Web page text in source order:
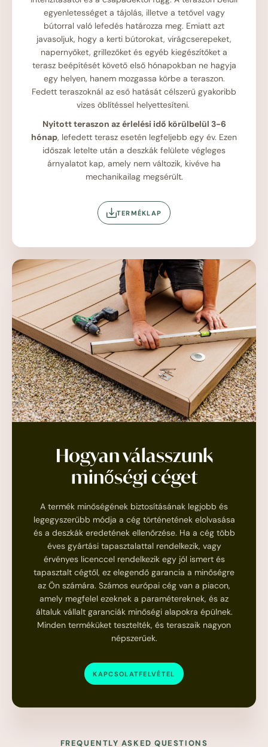
egyenletességet a tájolás, illetve a tetővel vagy
bútorral való lefedés határozza meg. Emiatt azt
javasoljuk, hogy a kerti bútorokat, virágcserepeket,
napernyőket, grillezőket és egyéb kiegészítőket a
terasz beépítését követő első hónapokban ne hagyja
egy helyen, hanem mozgassa körbe a teraszon.
Fedett teraszoknál az eső hatását célszerű gyakoribb
vizes öblítéssel helyettesíteni.
Nyitott teraszon az érlelési idő körülbelül 3-6
hónap, lefedett terasz esetén legfeljebb egy év. Ezen
időszak letelte után a deszkák felülete végleges
árnyalatot kap, amely nem változik, kivéve ha
mechanikailag megsérült.
TERMÉKLAP
Hogyan válasszunk
minőségi céget
A termék minőségének biztosításának legjobb és
legegyszerűbb módja a cég történetének elolvasása
és a deszkák eredetének ellenőrzése. Ha a cég több
éves gyártási tapasztalattal rendelkezik, vagy
érvényes licenccel rendelkezik egy jól ismert és
tapasztalt cégtől, ez elegendő garancia a minőségre
az Ön számára. Számos európai cég van a piacon,
amely megfelel ezeknek a paramétereknek, és az
általuk vállalt garanciák minőségi alapokra épülnek.
Minden terméküket tesztelték, és teraszaik nagyon
népszerűek.
KAPCSOLATFELVÉTEL
FREQUENTLY ASKED QUESTIONS